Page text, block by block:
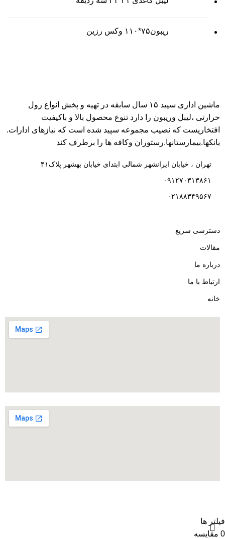
ریبون۷۵*۱۱۰ وکس رزین
ماشین اداری سپید ۱۵ سال سابقه در تهیه و پخش انواع رول
حرارتی ،لیبل وریبون را دارد تنوع محصول بالا و باکیفیت
افتخاریست که نصیب مجموعه سپید شده است که نیازهای ادارات.
بانکها.بیمارستانها.رستوران و‌کافه ها را برطرف کند
تهران ، خیابان ایرانشهر شمالی ابتدای خیابان بهشهر پلاک۴۱
۰۹۱۲۷۰۳۱۳۸۶۱
۰۲۱۸۸۳۴۹۵۶۷
دسترسی سریع
مقالات
درباره ما
ارتباط با ما
خانه
فیلتر ها
0 مقایسه